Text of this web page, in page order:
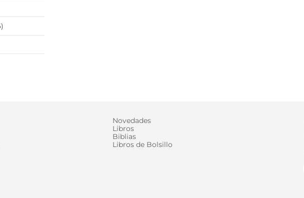
Novedades
Libros
Biblias
Libros de Bolsillo